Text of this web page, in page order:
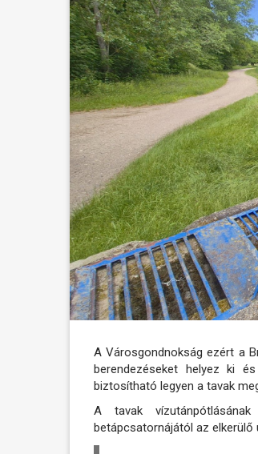
A Városgondnokság ezért a
berendezéseket helyez ki
biztosítható legyen a tavak
A tavak
betápcsatornájától az